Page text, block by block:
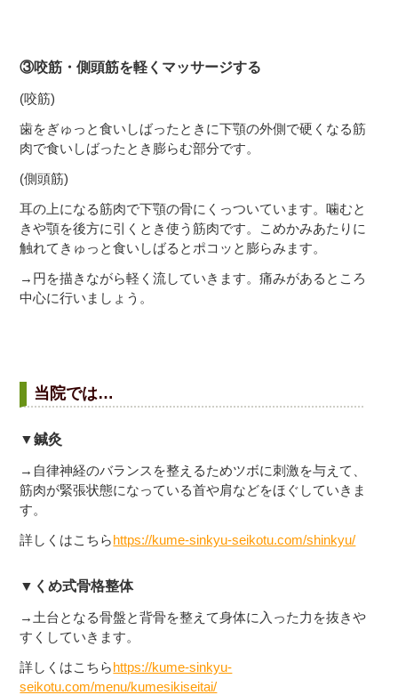
③咬筋・側頭筋を軽くマッサージする
(咬筋)
歯をぎゅっと食いしばったときに下顎の外側で硬くなる筋
肉で食いしばったとき膨らむ部分です。
(側頭筋)
耳の上になる筋肉で下顎の骨にくっついています。噛むと
きや顎を後方に引くとき使う筋肉です。こめかみあたりに
触れてきゅっと食いしばるとポコッと膨らみます。
→円を描きながら軽く流していきます。痛みがあるところ
中心に行いましょう。
当院では…
▼鍼灸
→自律神経のバランスを整えるためツボに刺激を与えて、
筋肉が緊張状態になっている首や肩などをほぐしていきま
す。
詳しくはこちらhttps://kume-sinkyu-seikotu.com/shinkyu/
▼くめ式骨格整体
→土台となる骨盤と背骨を整えて身体に入った力を抜きや
すくしていきます。
詳しくはこちらhttps://kume-sinkyu-
seikotu.com/menu/kumesikiseitai/